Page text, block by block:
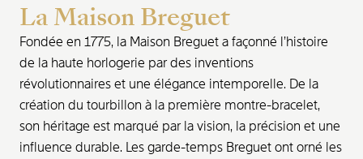
La Maison Breguet
Fondée en 1775, la Maison Breguet a façonné l’histoire
de la haute horlogerie par des inventions
révolutionnaires et une élégance intemporelle. De la
création du tourbillon à la première montre-bracelet,
son héritage est marqué par la vision, la précision et une
influence durable. Les garde-temps Breguet ont orné les